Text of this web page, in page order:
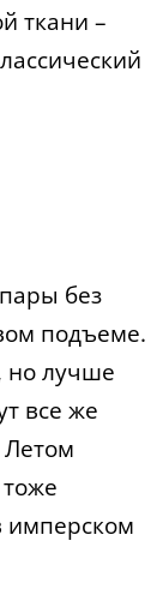
ткани –
без
подъеме.
но лучше
все же
имперском